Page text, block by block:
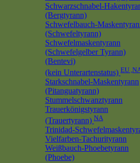
Schwarzschnabel-
(Bergtyrann)
Schwefelbauch-
(Schwefeltyrann)
Schwefelmaskentyrann
(Schwefelgelber Tyrann)
(Bentevi)
(kein Unterartenstatus) EU
Starkschnabel-Maskentyrann
(Pitanguatyrann)
Stummelschwanztyrann
Trauerkönigstyrann
(Trauertyrann) NA
Trinidad-
Vielfarben-Tachurityrann
Weißbauch-Phoebetyrann
(Phoebe)